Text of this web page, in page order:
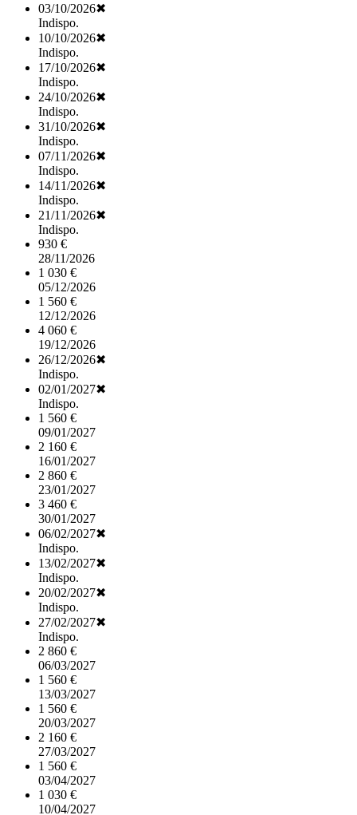
03/10/2026✖
Indispo.
10/10/2026✖
Indispo.
17/10/2026✖
Indispo.
24/10/2026✖
Indispo.
31/10/2026✖
Indispo.
07/11/2026✖
Indispo.
14/11/2026✖
Indispo.
21/11/2026✖
Indispo.
930 €
28/11/2026
1 030 €
05/12/2026
1 560 €
12/12/2026
4 060 €
19/12/2026
26/12/2026✖
Indispo.
02/01/2027✖
Indispo.
1 560 €
09/01/2027
2 160 €
16/01/2027
2 860 €
23/01/2027
3 460 €
30/01/2027
06/02/2027✖
Indispo.
13/02/2027✖
Indispo.
20/02/2027✖
Indispo.
27/02/2027✖
Indispo.
2 860 €
06/03/2027
1 560 €
13/03/2027
1 560 €
20/03/2027
2 160 €
27/03/2027
1 560 €
03/04/2027
1 030 €
10/04/2027